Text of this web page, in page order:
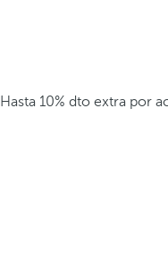
Hasta 10% dto extra por